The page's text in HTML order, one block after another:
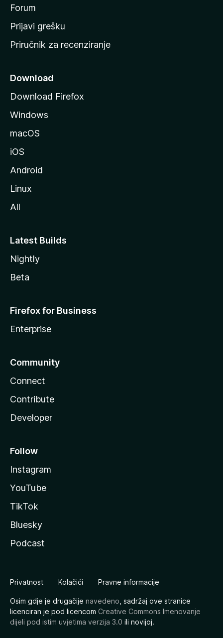
t
r
n
c
M
o
l
l
Forum
Prijavi grešku
Priručnik za recenziranje
Download
Download Firefox
Windows
macOS
iOS
Android
Linux
All
Latest Builds
Nightly
Beta
Firefox for Business
Enterprise
Community
Connect
Contribute
Developer
Follow
Instagram
YouTube
TikTok
Bluesky
Podcast
Privatnost Kolačići Pravne informacije
Osim gdje je drugačije navedeno , sadržaj ove stranice
licenciran je pod licencom Creative Commons Imenovanje
dijeli pod istim uvjetima verzija 3.0 ili novijoj.